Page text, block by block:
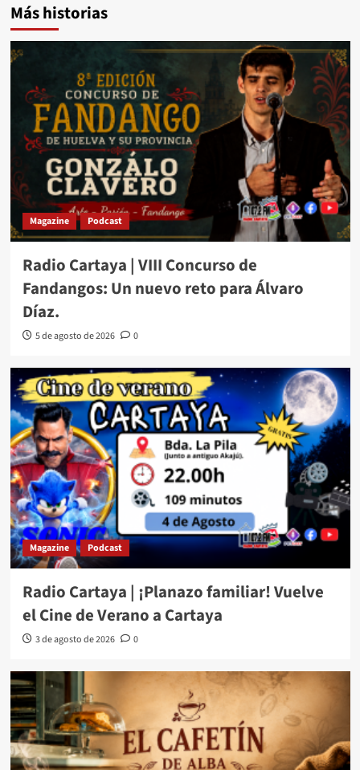
Más historias
Magazine Podcast
Radio Cartaya | VIII Concurso de
Fandangos: Un nuevo reto para Álvaro
Díaz.
5 de agosto de 2026 0
Magazine Podcast
Radio Cartaya | ¡Planazo familiar! Vuelve
el Cine de Verano a Cartaya
3 de agosto de 2026 0